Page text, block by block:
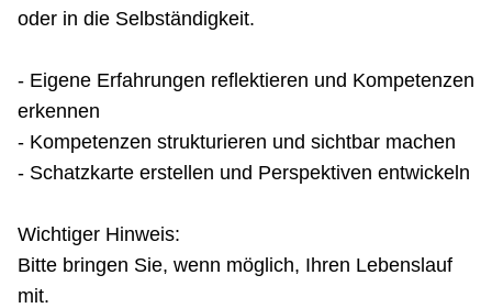
oder in die Selbständigkeit.
- Eigene Erfahrungen reflektieren und Kompetenzen
erkennen
- Kompetenzen strukturieren und sichtbar machen
- Schatzkarte erstellen und Perspektiven entwickeln
Wichtiger Hinweis:
Bitte bringen Sie, wenn möglich, Ihren Lebenslauf
mit.